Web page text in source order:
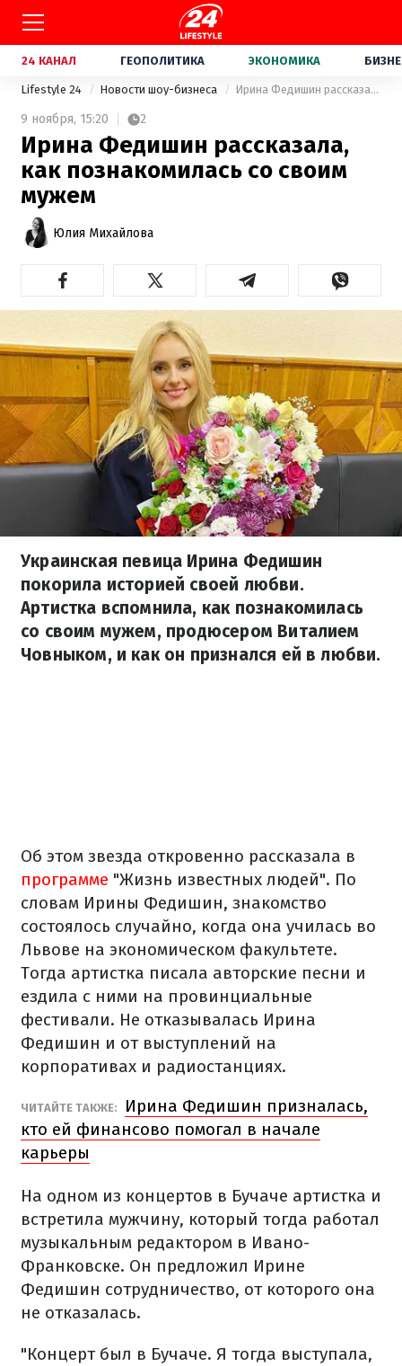
24 КАНАЛ ГЕОПОЛИТИКА ЭКОНОМИКА
Lifestyle 24 Новости шоу-бизнеса Ирина Федишин рассказала, как познакомилась со своим мужем
9 ноября, 15:20 2
Ирина Федишин рассказала,
как познакомилась со своим
мужем
Юлия Михайлова
Украинская певица Ирина Федишин
покорила историей своей любви.
Артистка вспомнила, как познакомилась
со своим мужем, продюсером Виталием
Човныком, и как он признался ей в любви.
Об этом звезда откровенно рассказала в
программе "Жизнь известных людей". По
словам Ирины Федишин, знакомство
состоялось случайно, когда она училась во
Львове на экономическом факультете.
Тогда артистка писала авторские песни и
ездила с ними на провинциальные
фестивали. Не отказывалась Ирина
Федишин и от выступлений на
корпоративах и радиостанциях.
ЧИТАЙТЕ ТАКЖЕ:
Ирина Федишин призналась,
кто ей финансово помогал в начале
карьеры
На одном из концертов в Бучаче артистка и
встретила мужчину, который тогда работал
музыкальным редактором в Ивано-
Франковске. Он предложил Ирине
Федишин сотрудничество, от которого она
не отказалась.
"Концерт был в Бучаче. Я тогда выступала,